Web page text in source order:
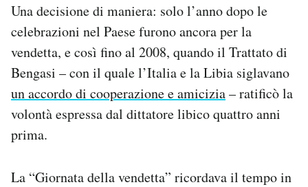
Hai bisogno di aiuto?
Esci
Una decisione di maniera: solo l’anno dopo le
celebrazioni nel Paese furono ancora per la
vendetta, e così fino al 2008, quando il Trattato di
Bengasi – con il quale l’Italia e la Libia siglavano
un accordo di cooperazione e amicizia– ratificò la
volontà espressa dal dittatore libico quattro anni
prima.
La “Giornata della vendetta” ricordava il tempo in